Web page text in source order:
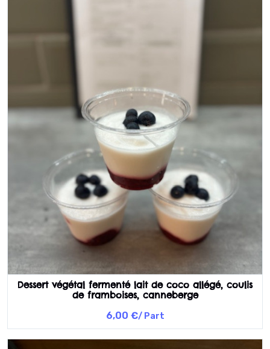
Dessert végétal fermenté lait de coco allégé, coulis
de framboises, canneberge
6,00 €/ Part